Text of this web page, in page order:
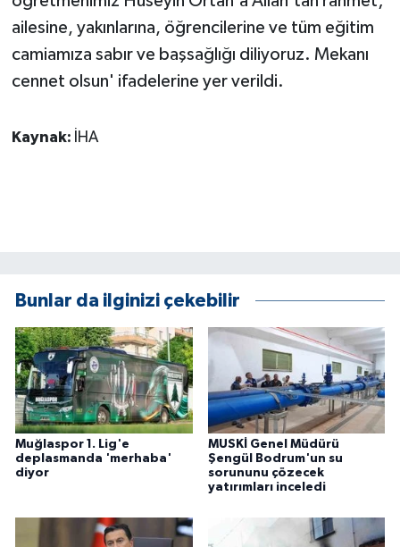
ailesine, yakınlarına, öğrencilerine ve tüm eğitim
camiamıza sabır ve başsağlığı diliyoruz. Mekanı
cennet olsun' ifadelerine yer verildi.
Kaynak: İHA
Bunlar da ilginizi çekebilir
Muğlaspor 1. Lig'e
deplasmanda 'merhaba'
diyor
MUSKİ Genel Müdürü
Şengül Bodrum'un su
sorununu çözecek
yatırımları inceledi
Turizm
ÜLKE GÜNDEMİ
YEREL